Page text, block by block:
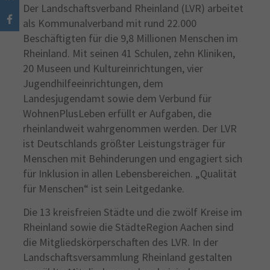
Der Landschaftsverband Rheinland (LVR) arbeitet
als Kommunalverband mit rund 22.000
Beschäftigten für die 9,8 Millionen Menschen im
Rheinland. Mit seinen 41 Schulen, zehn Kliniken,
20 Museen und Kultureinrichtungen, vier
Jugendhilfeeinrichtungen, dem
Landesjugendamt sowie dem Verbund für
WohnenPlusLeben erfüllt er Aufgaben, die
rheinlandweit wahrgenommen werden. Der LVR
ist Deutschlands größter Leistungsträger für
Menschen mit Behinderungen und engagiert sich
für Inklusion in allen Lebensbereichen. „Qualität
für Menschen“ ist sein Leitgedanke.
Die 13 kreisfreien Städte und die zwölf Kreise im
Rheinland sowie die StädteRegion Aachen sind
die Mitgliedskörperschaften des LVR. In der
Landschaftsversammlung Rheinland gestalten